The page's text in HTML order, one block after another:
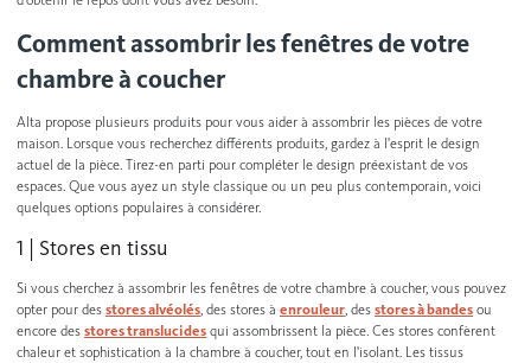
Comment assombrir les fenêtres de votre
chambre à coucher
Alta propose plusieurs produits pour vous aider à assombrir les pièces de votre
maison. Lorsque vous recherchez différents produits, gardez à l'esprit le design
actuel de la pièce. Tirez-en parti pour compléter le design préexistant de vos
espaces. Que vous ayez un style classique ou un peu plus contemporain, voici
quelques options populaires à considérer.
1 | Stores en tissu
Si vous cherchez à assombrir les fenêtres de votre chambre à coucher, vous pouvez
opter pour des stores alvéolés, des stores à enrouleur, des stores à bandesou
encore des stores translucidesqui assombrissent la pièce. Ces stores confèrent
chaleur et sophistication à la chambre à coucher, tout en l'isolant. Les tissus